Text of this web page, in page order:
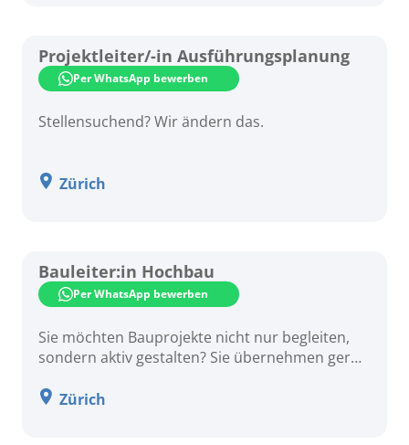
Projektleiter/-in Ausführungsplanung
Per WhatsApp bewerben
Stellensuchend? Wir ändern das.
Zürich
Bauleiter:in Hochbau
Per WhatsApp bewerben
Sie möchten Bauprojekte nicht nur begleiten,
sondern aktiv gestalten? Sie übernehmen gerne
Qualität im Griff und schätzen es, wenn aus
Zürich